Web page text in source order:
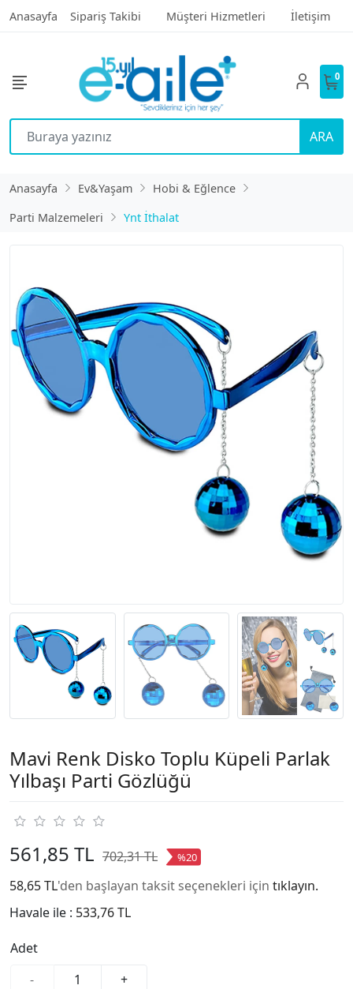
Anasayfa Sipariş Takibi Müşteri Hizmetleri İletişim
ARA
0
Anasayfa Ev&Yaşam
Hobi & Eğlence
Parti Malzemeleri
Ynt İthalat
Mavi Renk Disko Toplu Küpeli Parlak
Yılbaşı Parti Gözlüğü
561,85 TL 702,31 TL %20
58,65 TL'den başlayan taksit seçenekleri için tıklayın.
Havale ile : 533,76 TL
Adet
-
+